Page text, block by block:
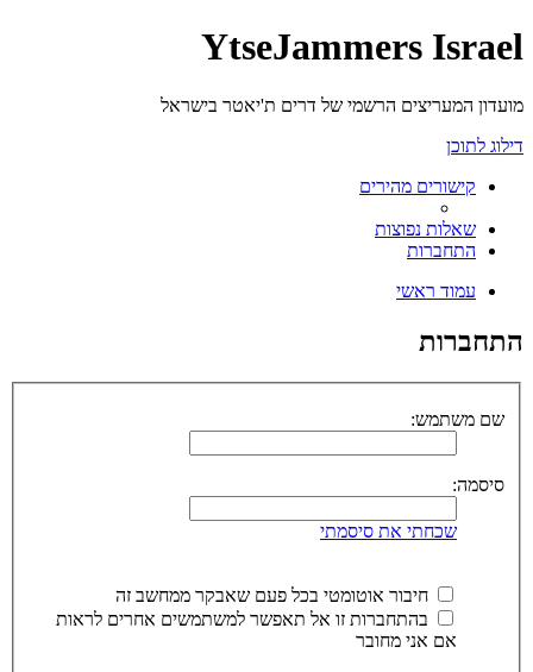
YtseJammers Israel
מועדון המעריצים הרשמי של דרים ת'יאטר בישראל
דילוג לתוכן
קישורים מהירים
שאלות נפוצות
התחברות
עמוד ראשי
התחברות
שם משתמש:
סיסמה:
שכחתי את סיסמתי
חיבור אוטומטי בכל פעם שאבקר ממחשב זה
בהתחברות זו אל תאפשר למשתמשים אחרים לראות
אם אני מחובר